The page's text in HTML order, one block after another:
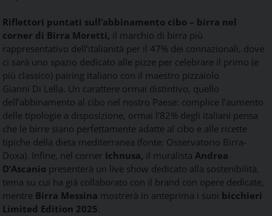
Riflettori puntati sull’abbinamento cibo – birra nel
corner di Birra Moretti, il marchio di birra più
rappresentativo dell’italianità per il 47% dei connazionali, dove
ci sarà uno spazio dedicato alle pizze per celebrare il primo (e
più classico) pairing italiano con il maestro pizzaiolo
Gianni Di Lella. Un carattere ormai distintivo, quello
dell’abbinamento al cibo nel nostro Paese: complice l’aumento
delle tipologie a disposizione, ormai l’82% degli italiani pensa
che le birre siano perfettamente adatte al cibo e alle ricette
tipiche della dieta mediterranea (fonte: Osservatorio Birra-
Doxa). Infine, nel corner Ichnusa, il muralista Andrea
D’Ascanio presenterà un live show dedicato alla sostenibilità,
tema su cui ha già collaborato con il brand con opere dedicate,
mentre Birra Messina mostrerà in anteprima i suoi bicchieri
Limited Edition 2025.